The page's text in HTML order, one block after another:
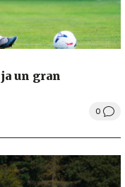
un gran
0